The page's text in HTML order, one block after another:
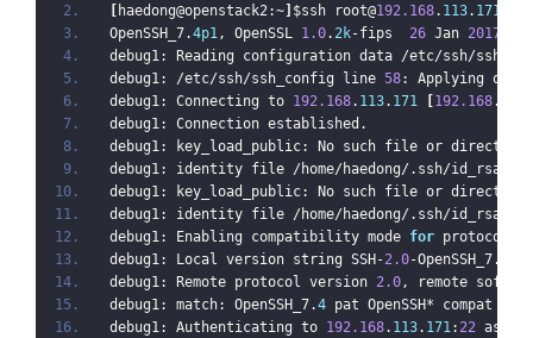
[ haedong@openstack2:~] $ssh root@192.168. 113. 171
OpenSSH_7.4p1 , OpenSSL 1.0. 2k-fips 26 Jan 2017
debug1: Reading configuration data /etc/ssh/
debug1: /etc/ssh/ssh_config line 58: Applying
debug1: Connecting to 192.168. 113. 171 [192.168.
debug1: Connection established.
debug1: key_load_public: No such file or directory
debug1: identity file /home/haedong/.ssh/id_rsa
debug1: key_load_public: No such file or directory
debug1: identity file /home/haedong/.ssh/id_rsa-
debug1: Enabling compatibility mode for protocol
debug1: Local version string SSH-2.0-OpenSSH_7.
debug1: Remote protocol version 2.0 , remote
debug1: match: OpenSSH_7.4 pat OpenSSH* compat
debug1: Authenticating to 192.168. 113. 171 : 22 as